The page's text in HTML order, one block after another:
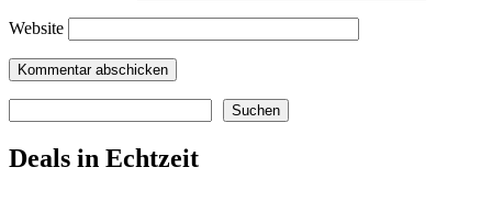
Website
Suchen
Deals in Echtzeit